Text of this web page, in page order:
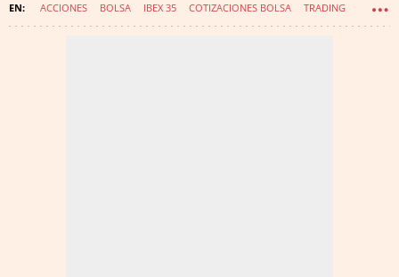
ACCIONES BOLSA IBEX 35 COTIZACIONES BOLSA TRADING